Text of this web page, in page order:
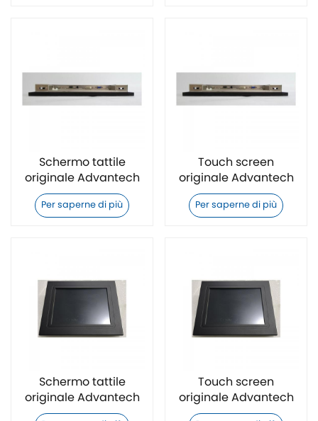
Schermo tattile
originale Advantech
TPC1751TE3BE1901-T
Per saperne di più
Touch screen
originale Advantech
TPC-1251T-E3BE
Per saperne di più
Schermo tattile
originale Advantech
TPC-1251T-E3AE
Touch screen
originale Advantech
TPC-1751T-E3CE